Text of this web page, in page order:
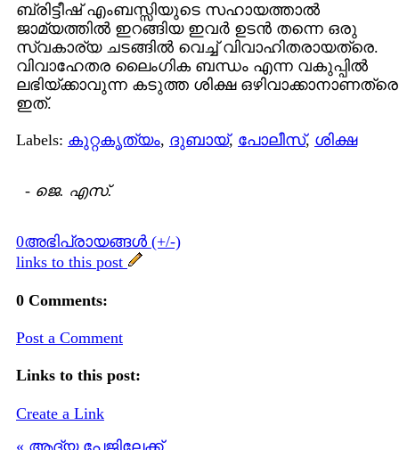
ബ്രിട്ടീഷ് എംബസ്സിയുടെ സഹായത്താല്‍
ജാമ്യത്തില്‍ ഇറങ്ങിയ ഇവര്‍ ഉടന്‍ തന്നെ ഒരു
സ്വകാര്യ ചടങ്ങില്‍ വെച്ച് വിവാഹിതരായത്രെ.
വിവാഹേതര ലൈംഗിക ബന്ധം എന്ന വകുപ്പില്‍
ലഭിയ്ക്കാവുന്ന കടുത്ത ശിക്ഷ ഒഴിവാക്കാനാണത്രെ
ഇത്.
Labels: കുറ്റകൃത്യം, ദുബായ്, പോലീസ്, ശിക്ഷ
- ജെ. എസ്.
0അഭിപ്രായങ്ങള്‍ (+/-)
links to this post
0 Comments:
Post a Comment
Links to this post:
Create a Link
« ആദ്യ പേജിലേക്ക്